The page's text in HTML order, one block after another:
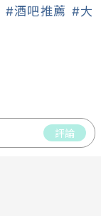
#酒吧推薦 #大
評論